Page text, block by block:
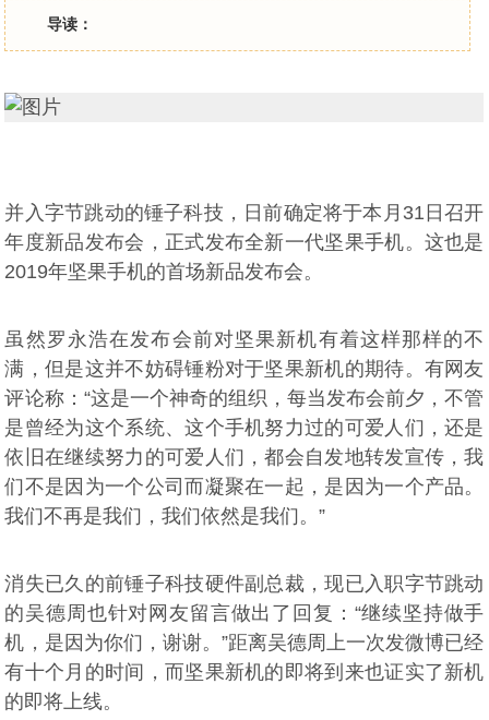
导读：
并入字节跳动的锤子科技，日前确定将于本月31日召开
年度新品发布会，正式发布全新一代坚果手机。这也是
2019年坚果手机的首场新品发布会。
虽然罗永浩在发布会前对坚果新机有着这样那样的不
满，但是这并不妨碍锤粉对于坚果新机的期待。有网友
评论称：“这是一个神奇的组织，每当发布会前夕，不管
是曾经为这个系统、这个手机努力过的可爱人们，还是
依旧在继续努力的可爱人们，都会自发地转发宣传，我
们不是因为一个公司而凝聚在一起，是因为一个产品。
我们不再是我们，我们依然是我们。”
消失已久的前锤子科技硬件副总裁，现已入职字节跳动
的吴德周也针对网友留言做出了回复：“继续坚持做手
机，是因为你们，谢谢。”距离吴德周上一次发微博已经
有十个月的时间，而坚果新机的即将到来也证实了新机
的即将上线。